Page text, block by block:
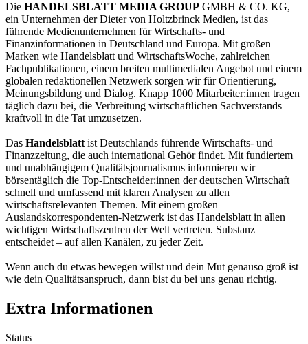
Die HANDELSBLATT MEDIA GROUP GMBH & CO. KG,
ein Unternehmen der Dieter von Holtzbrinck Medien, ist das
führende Medienunternehmen für Wirtschafts- und
Finanzinformationen in Deutschland und Europa. Mit großen
Marken wie Handelsblatt und WirtschaftsWoche, zahlreichen
Fachpublikationen, einem breiten multimedialen Angebot und einem
globalen redaktionellen Netzwerk sorgen wir für Orientierung,
Meinungsbildung und Dialog. Knapp 1000 Mitarbeiter:innen tragen
täglich dazu bei, die Verbreitung wirtschaftlichen Sachverstands
kraftvoll in die Tat umzusetzen.
Das Handelsblatt ist Deutschlands führende Wirtschafts- und
Finanzzeitung, die auch international Gehör findet. Mit fundiertem
und unabhängigem Qualitätsjournalismus informieren wir
börsentäglich die Top-Entscheider:innen der deutschen Wirtschaft
schnell und umfassend mit klaren Analysen zu allen
wirtschaftsrelevanten Themen. Mit einem großen
Auslandskorrespondenten-Netzwerk ist das Handelsblatt in allen
wichtigen Wirtschaftszentren der Welt vertreten. Substanz
entscheidet – auf allen Kanälen, zu jeder Zeit.
Wenn auch du etwas bewegen willst und dein Mut genauso groß ist
wie dein Qualitätsanspruch, dann bist du bei uns genau richtig.
Extra Informationen
Status